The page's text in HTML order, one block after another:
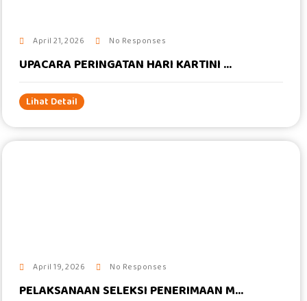
April 21, 2026 No Responses
UPACARA PERINGATAN HARI KARTINI ...
Lihat Detail
April 19, 2026 No Responses
PELAKSANAAN SELEKSI PENERIMAAN M...